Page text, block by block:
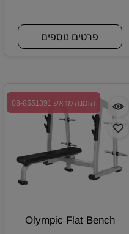
פרטים נוספים
הזמנה מראש 08-8551391
Olympic Flat Bench